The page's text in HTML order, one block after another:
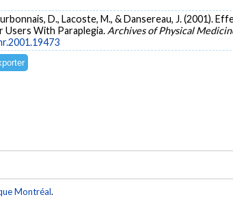
D., Lacoste, M., & Dansereau, J. (2001).
Users With Paraplegia. Archives of Physical
Montréal.